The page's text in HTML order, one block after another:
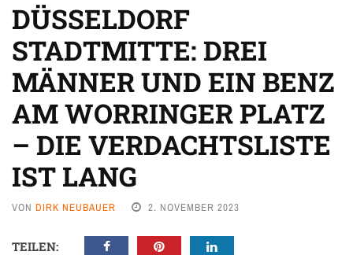
DÜSSELDORF
STADTMITTE: DREI
MÄNNER UND EIN BENZ
AM WORRINGER PLATZ
– DIE VERDACHTSLISTE
IST LANG
VON DIRK NEUBAUER 2. NOVEMBER 2023
TEILEN: